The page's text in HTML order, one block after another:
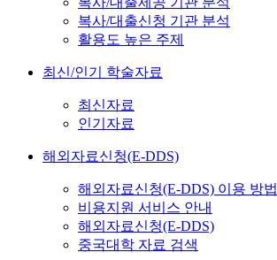
복사/대출신청 기관 분석
활용도 높은 주제
최신/인기 학술자료
최신자료
인기자료
해외자료신청(E-DDS)
해외자료신청(E-DDS) 이용 방법
비용지원 서비스 안내
해외자료신청(E-DDS)
중국대학 자료 검색